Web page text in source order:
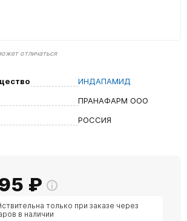
отличаться
ИНДАПАМИД
ПРАНАФАРМ ООО
РОССИЯ
₽
только при заказе через
в наличии